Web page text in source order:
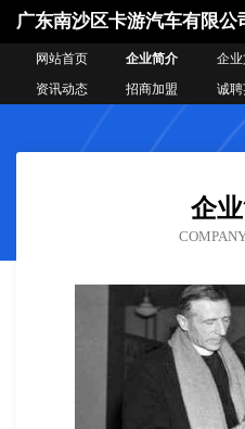
广东南沙区卡游汽车有限公
网站首页 企业简介 企
资讯动态
招商加盟 诚
企